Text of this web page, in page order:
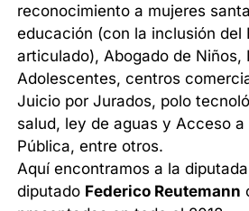
reconocimiento a mujeres
educación (con la inclusión del
articulado), Abogado de Niños,
Adolescentes, centros
Juicio por Jurados, polo
salud, ley de aguas y Acceso
Pública, entre otros.
Aquí encontramos a la
diputado Federico Reutemann